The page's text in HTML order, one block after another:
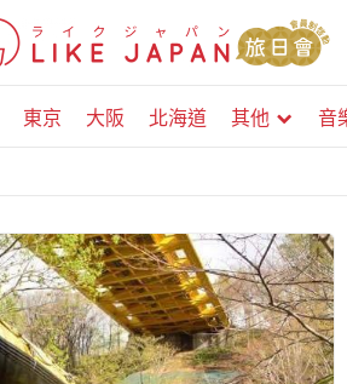
東京 大阪 北海道 其他 音